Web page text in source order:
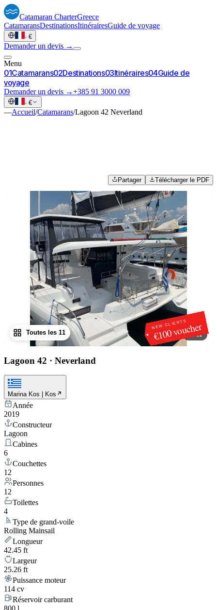
Catamaran CharterGreece
CatamaransDestinationsItinérairesGuide de voyage
· €
Demander un devis →
Menu
01Catamarans02Destinations03Itinéraires04Guide de
voyage
Demander un devis →+385 91 3000 009
· €
—Accueil/Catamarans/Lagoon 42 Neverland
Partager Télécharger le PDF
NEW CLIENTS
€100 voucher
1/11
Toutes les 11
Lagoon 42 · Neverland
Marina Kos | Kos
Année
2019
Constructeur
Lagoon
Cabines
6
Couchettes
12
Personnes
12
Toilettes
4
Type de grand-voile
Rolling Mainsail
Longueur
42.45 ft
Largeur
25.26 ft
Puissance moteur
114 cv
Réservoir carburant